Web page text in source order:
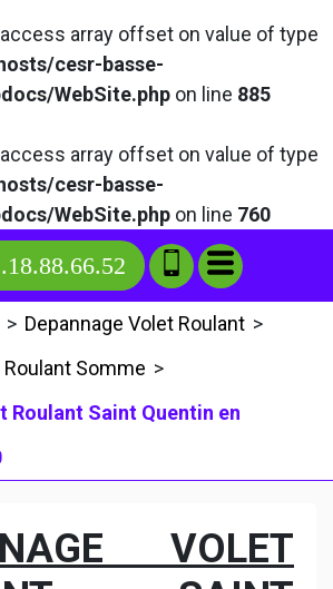
array offset on value of type
cesr-basse-
WebSite.php on line 885
array offset on value of type
cesr-basse-
WebSite.php on line 760
> Depannage Volet Roulant >
Somme >
Roulant Saint Quentin en
VOLET